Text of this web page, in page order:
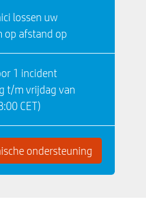
lossen uw
op afstand op
1 incident
t/m vrijdag van
CET)
ondersteuning